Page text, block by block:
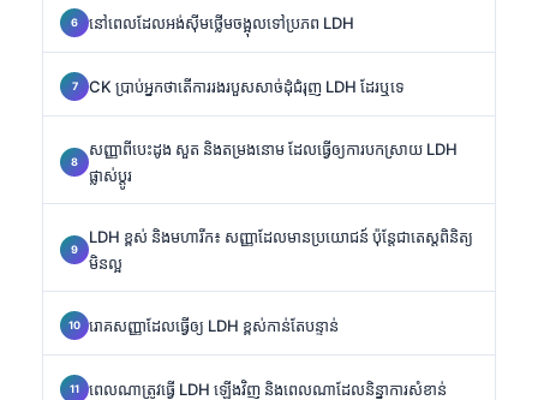
នៅពេលដែលអង់ស៊ីមថ្លើមចង្អុលទៅប្រភព LDH
CK ប្រាប់អ្នកថាតើការរងរបួសសាច់ដុំជំរុញ LDH ដែរឬទេ
សញ្ញាពីបេះដូង សួត និងតម្រងនោម ដែលធ្វើឲ្យការបកស្រាយ LDH
ផ្លាស់ប្តូរ
LDH ខ្ពស់ និងមហារីក៖ សញ្ញាដែលមានប្រយោជន៍ ប៉ុន្តែជាតេស្តពិនិត្យ
មិនល្អ
រោគសញ្ញាដែលធ្វើឲ្យ LDH ខ្ពស់កាន់តែបន្ទាន់
ពេលណាត្រូវធ្វើ LDH ឡើងវិញ និងពេលណាដែលនិន្នាការសំខាន់